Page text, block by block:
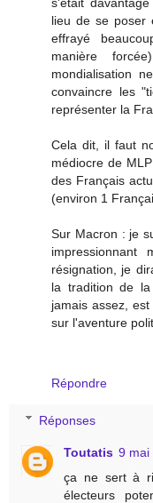
lieu de se poser
effrayé
manière
mondialisation
convaincre les
représenter la
Cela dit, il faut
médiocre de
des Français
(environ 1
Sur Macron : je
résignation, je
la tradition de
jamais assez,
sur l'aventure
Répondre
Réponses
Toutatis 9 mai
ça ne sert à
électeurs